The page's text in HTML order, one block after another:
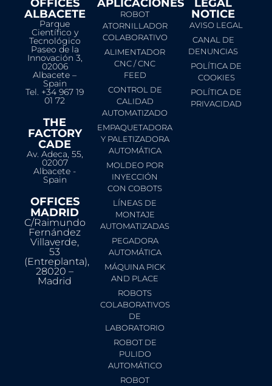
OFFICES
ALBACETE
Parque
Científico y
Tecnológico
Paseo de la
Innovación 3,
02006
Albacete –
Spain
Tel. +34 967 19
01 72
THE
FACTORY
CADE
Av. Adeca, 55,
02007
Albacete -
Spain
OFFICES
MADRID
C/Raimundo
Fernández
Villaverde,
53
(Entreplanta),
28020 –
Madrid
APLICACIONES
ROBOT
ATORNILLADOR
COLABORATIVO
ALIMENTADOR
CNC / CNC
FEED
CONTROL DE
CALIDAD
AUTOMATIZADO
EMPAQUETADORA
Y PALETIZADORA
AUTOMÁTICA
MOLDEO POR
INYECCIÓN
CON COBOTS
LÍNEAS DE
MONTAJE
AUTOMATIZADAS
PEGADORA
AUTOMÁTICA
MÁQUINA PICK
AND PLACE
ROBOTS
COLABORATIVOS
DE
LABORATORIO
ROBOT DE
PULIDO
AUTOMÁTICO
ROBOT
LEGAL
NOTICE​
AVISO LEGAL
CANAL DE
DENUNCIAS
POLÍTICA DE
COOKIES
POLÍTICA DE
PRIVACIDAD